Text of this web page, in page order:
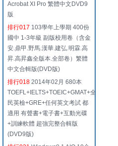
Acrobat XI Pro 繁體中文DVD9
版
排行017 103學年上學期 400份
國中 1-3年級 副版校用卷（含金
安.鼎甲.野馬.漢華.建弘.明霖.高
昇.高昇鑫全版本.全部卷）繁體
中文合輯版(DVD版)
排行018 2014年02月 680本
TOEFL+IELTS+TOEIC+GMAT+全
民英檢+GRE+任何英文考試 都
適用 有聲書+電子書+互動光碟
+訓練軟體 超強完整合輯版
(DVD9版)